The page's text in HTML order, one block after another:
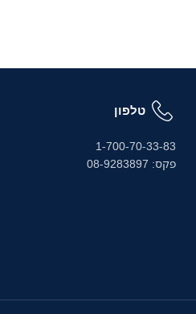
טלפון
1-700-70-33-83
פקס: 08-9283897